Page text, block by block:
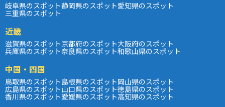
岐阜県のスポット静岡県のスポット愛知県のスポット
三重県のスポット
近畿
滋賀県のスポット京都府のスポット大阪府のスポット
兵庫県のスポット奈良県のスポット和歌山県のスポット
中国・四国
鳥取県のスポット島根県のスポット岡山県のスポット
広島県のスポット山口県のスポット徳島県のスポット
香川県のスポット愛媛県のスポット高知県のスポット